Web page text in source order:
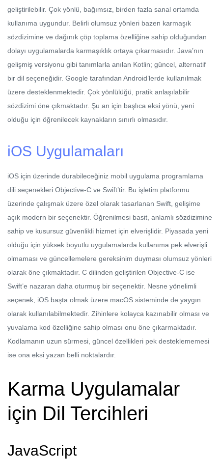
geliştirilebilir. Çok yönlü, bağımsız, birden fazla sanal ortamda
kullanıma uygundur. Belirli olumsuz yönleri bazen karmaşık
sözdizimine ve dağınık çöp toplama özelliğine sahip olduğundan
dolayı uygulamalarda karmaşıklık ortaya çıkarmasıdır. Java’nın
gelişmiş versiyonu gibi tanımlarla anılan Kotlin; güncel, alternatif
bir dil seçeneğidir. Google tarafından Android’lerde kullanılmak
üzere desteklenmektedir. Çok yönlülüğü, pratik anlaşılabilir
sözdizimi öne çıkmaktadır. Şu an için başlıca eksi yönü, yeni
olduğu için öğrenilecek kaynakların sınırlı olmasıdır.
iOS Uygulamaları
iOS için üzerinde durabileceğiniz mobil uygulama programlama
dili seçenekleri Objective-C ve Swift’tir. Bu işletim platformu
üzerinde çalışmak üzere özel olarak tasarlanan Swift, gelişime
açık modern bir seçenektir. Öğrenilmesi basit, anlamlı sözdizimine
sahip ve kusursuz güvenlikli hizmet için elverişlidir. Piyasada yeni
olduğu için yüksek boyutlu uygulamalarda kullanıma pek elverişli
olmaması ve güncellemelere gereksinim duyması olumsuz yönleri
olarak öne çıkmaktadır. C dilinden geliştirilen Objective-C ise
Swift’e nazaran daha oturmuş bir seçenektir. Nesne yönelimli
seçenek, iOS başta olmak üzere macOS sisteminde de yaygın
olarak kullanılabilmektedir. Zihinlere kolayca kazınabilir olması ve
yuvalama kod özelliğine sahip olması onu öne çıkarmaktadır.
Kodlamanın uzun sürmesi, güncel özellikleri pek desteklememesi
ise ona eksi yazan belli noktalardır.
Karma Uygulamalar
için Dil Tercihleri
JavaScript